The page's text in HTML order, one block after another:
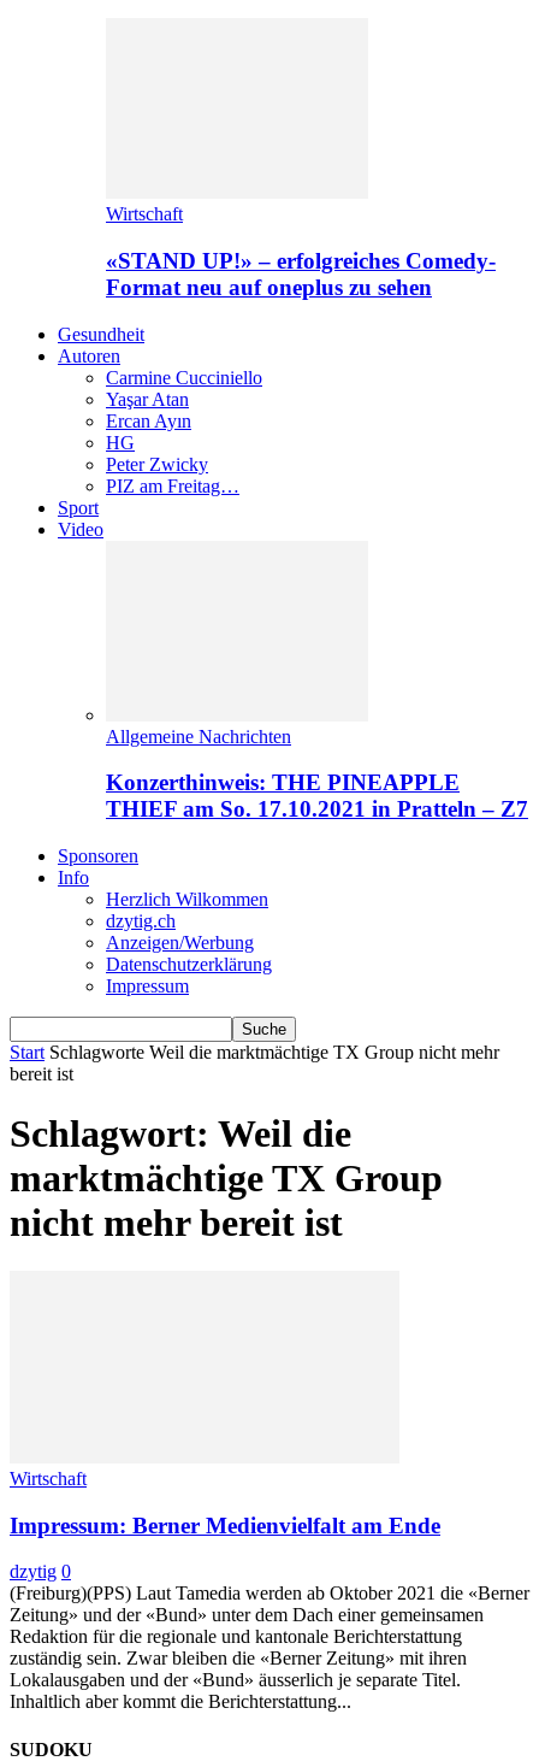
Wirtschaft
«STAND UP!» – erfolgreiches Comedy-
Format neu auf oneplus zu sehen
Gesundheit
Autoren
Carmine Cucciniello
Yaşar Atan
Ercan Ayın
HG
Peter Zwicky
PIZ am Freitag…
Sport
Video
Allgemeine Nachrichten
Konzerthinweis: THE PINEAPPLE
THIEF am So. 17.10.2021 in Pratteln – Z7
Sponsoren
Info
Herzlich Wilkommen
dzytig.ch
Anzeigen/Werbung
Datenschutzerklärung
Impressum
Start Schlagworte Weil die marktmächtige TX Group nicht mehr
bereit ist
Schlagwort: Weil die
marktmächtige TX Group
nicht mehr bereit ist
Wirtschaft
Impressum: Berner Medienvielfalt am Ende
dzytig 0
(Freiburg)(PPS) Laut Tamedia werden ab Oktober 2021 die «Berner
Zeitung» und der «Bund» unter dem Dach einer gemeinsamen
Redaktion für die regionale und kantonale Berichterstattung
zuständig sein. Zwar bleiben die «Berner Zeitung» mit ihren
Lokalausgaben und der «Bund» äusserlich je separate Titel.
Inhaltlich aber kommt die Berichterstattung...
SUDOKU